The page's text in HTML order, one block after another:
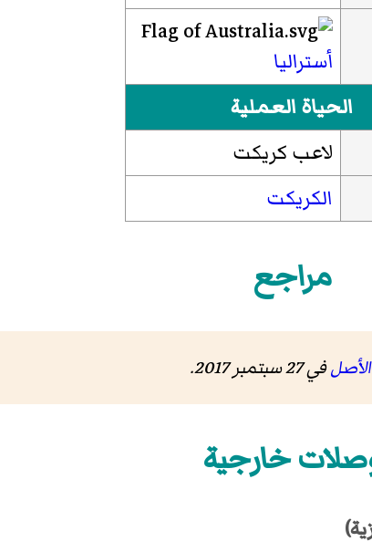
أستراليا
الحياة العملية
لاعب كريكت
الكريكت
مراجع
الأصلفي 27 سبتمبر 2017 .
خارجية